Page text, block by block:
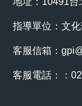
指導單位：文化
客服信箱：
客服電話：：